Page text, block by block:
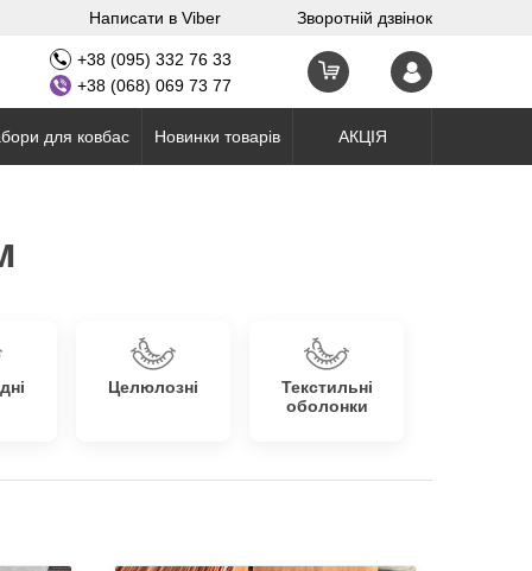
Написати в Viber Зворотній дзвінок
+38 (095) 332 76 33
+38 (068) 069 73 77
для ковбас Новинки товарів АКЦІЯ
Целюлозні
Текстильні
оболонки